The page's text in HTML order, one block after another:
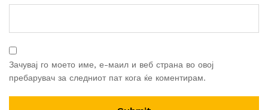
Зачувај го моето име, е-маил и веб страна во овој
пребарувач за следниот пат кога ќе коментирам.